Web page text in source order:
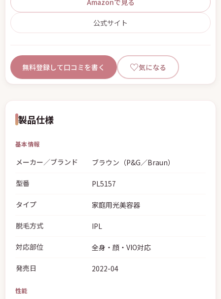
Amazonで見る
公式サイト
無料登録して口コミを書く ♡気になる
製品仕様
基本情報
メーカー／ブランド ブラウン（P&G／Braun）
型番 PL5157
タイプ 家庭用光美容器
脱毛方式 IPL
対応部位 全身・顔・VIO対応
発売日 2022-04
性能